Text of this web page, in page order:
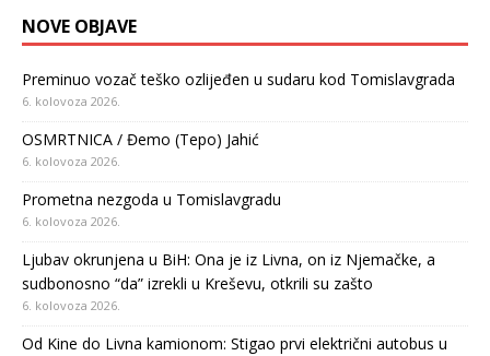
NOVE OBJAVE
Preminuo vozač teško ozlijeđen u sudaru kod Tomislavgrada
6. kolovoza 2026.
OSMRTNICA / Đemo (Tepo) Jahić
6. kolovoza 2026.
Prometna nezgoda u Tomislavgradu
6. kolovoza 2026.
Ljubav okrunjena u BiH: Ona je iz Livna, on iz Njemačke, a
sudbonosno “da” izrekli u Kreševu, otkrili su zašto
6. kolovoza 2026.
Od Kine do Livna kamionom: Stigao prvi električni autobus u